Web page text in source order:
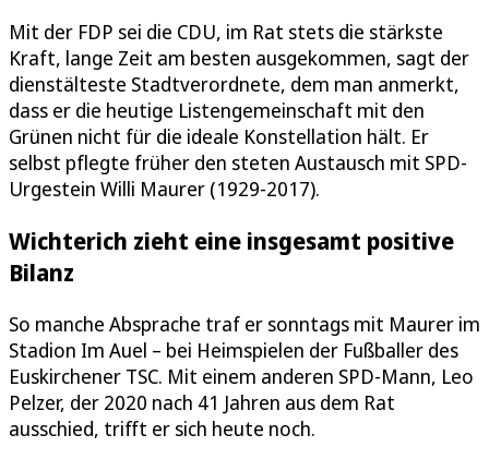
Mit der FDP sei die CDU, im Rat stets die stärkste
Kraft, lange Zeit am besten ausgekommen, sagt der
dienstälteste Stadtverordnete, dem man anmerkt,
dass er die heutige Listengemeinschaft mit den
Grünen nicht für die ideale Konstellation hält. Er
selbst pflegte früher den steten Austausch mit SPD-
Urgestein Willi Maurer (1929-2017).
Wichterich zieht eine insgesamt positive
Bilanz
So manche Absprache traf er sonntags mit Maurer im
Stadion Im Auel – bei Heimspielen der Fußballer des
Euskirchener TSC. Mit einem anderen SPD-Mann, Leo
Pelzer, der 2020 nach 41 Jahren aus dem Rat
ausschied, trifft er sich heute noch.